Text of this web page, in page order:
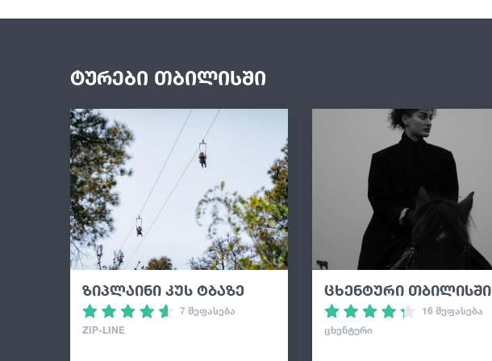
ტურები თბილისში
ზიპლაინი კუს ტბაზე
7 შეფასება
ZIP-LINE
ცხენტური თბილისში
16 შეფასება
ᲪᲮᲔᲜᲢᲣᲠᲘ